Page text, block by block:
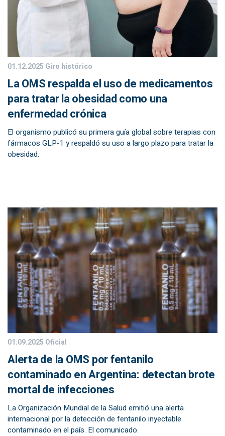
01.12.2025 Giro histórico
La OMS respalda el uso de medicamentos
para tratar la obesidad como una
enfermedad crónica
El organismo publicó su primera guía global sobre terapias con
fármacos GLP-1 y respaldó su uso a largo plazo para tratar la
obesidad.
01.09.2025 Oficial
Alerta de la OMS por fentanilo
contaminado en Argentina: detectan brote
mortal de infecciones
La Organización Mundial de la Salud emitió una alerta
internacional por la detección de fentanilo inyectable
contaminado en el país. El comunicado.